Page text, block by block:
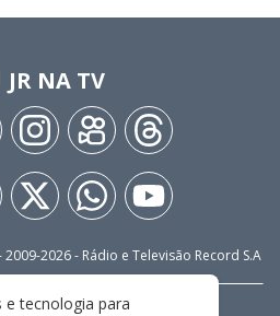
JR NA TV
2009-2026- Rádio e Televisão Record S.A
tecnologia para